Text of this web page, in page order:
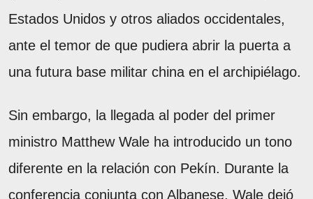
Estados Unidos y otros aliados occidentales,
ante el temor de que pudiera abrir la puerta a
una futura base militar china en el archipiélago.
Sin embargo, la llegada al poder del primer
ministro Matthew Wale ha introducido un tono
diferente en la relación con Pekín. Durante la
conferencia conjunta con Albanese, Wale dejó